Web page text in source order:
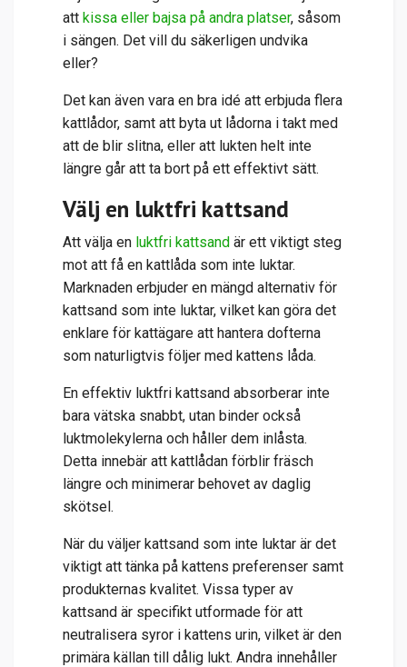
att kissa eller bajsa på andra platser, såsom
i sängen. Det vill du säkerligen undvika
eller?
Det kan även vara en bra idé att erbjuda flera
kattlådor, samt att byta ut lådorna i takt med
att de blir slitna, eller att lukten helt inte
längre går att ta bort på ett effektivt sätt.
Välj en luktfri kattsand
Att välja en luktfri kattsand är ett viktigt steg
mot att få en kattlåda som inte luktar.
Marknaden erbjuder en mängd alternativ för
kattsand som inte luktar, vilket kan göra det
enklare för kattägare att hantera dofterna
som naturligtvis följer med kattens låda.
En effektiv luktfri kattsand absorberar inte
bara vätska snabbt, utan binder också
luktmolekylerna och håller dem inlåsta.
Detta innebär att kattlådan förblir fräsch
längre och minimerar behovet av daglig
skötsel.
När du väljer kattsand som inte luktar är det
viktigt att tänka på kattens preferenser samt
produkternas kvalitet. Vissa typer av
kattsand är specifikt utformade för att
neutralisera syror i kattens urin, vilket är den
primära källan till dålig lukt. Andra innehåller